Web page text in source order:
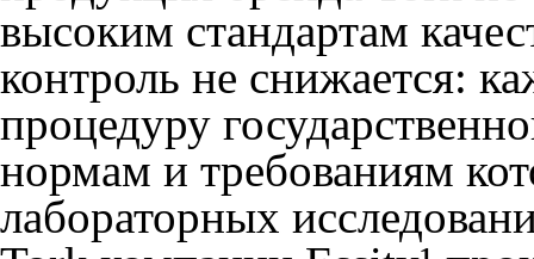
высоким стандартам
контроль не снижается:
процедуру
нормам и требованиям
лабораторных